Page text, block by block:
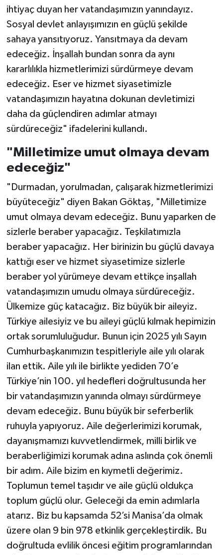
ihtiyaç duyan her vatandaşımızın yanındayız.
Sosyal devlet anlayışımızın en güçlü şekilde
sahaya yansıtıyoruz. Yansıtmaya da devam
edeceğiz. İnşallah bundan sonra da aynı
kararlılıkla hizmetlerimizi sürdürmeye devam
edeceğiz. Eser ve hizmet siyasetimizle
vatandaşımızın hayatına dokunan devletimizi
daha da güçlendiren adımlar atmayı
sürdüreceğiz" ifadelerini kullandı.
"Milletimize umut olmaya devam
edeceğiz"
"Durmadan, yorulmadan, çalışarak hizmetlerimizi
büyüteceğiz" diyen Bakan Göktaş, "Milletimize
umut olmaya devam edeceğiz. Bunu yaparken de
sizlerle beraber yapacağız. Teşkilatımızla
beraber yapacağız. Her birinizin bu güçlü davaya
kattığı eser ve hizmet siyasetimize sizlerle
beraber yol yürümeye devam ettikçe inşallah
vatandaşımızın umudu olmaya sürdüreceğiz.
Ülkemize güç katacağız. Biz büyük bir aileyiz.
Türkiye ailesiyiz ve bu aileyi güçlü kılmak hepimizin
ortak sorumluluğudur. Bunun için 2025 yılı Sayın
Cumhurbaşkanımızın tespitleriyle aile yılı olarak
ilan ettik. Aile yılı ile birlikte yediden 70’e
Türkiye’nin 100. yıl hedefleri doğrultusunda her
bir vatandaşımızın yanında olmayı sürdürmeye
devam edeceğiz. Bunu büyük bir seferberlik
ruhuyla yapıyoruz. Aile değerlerimizi korumak,
dayanışmamızı kuvvetlendirmek, milli birlik ve
beraberliğimizi korumak adına aslında çok önemli
bir adım. Aile bizim en kıymetli değerimiz.
Toplumun temel taşıdır ve aile güçlü oldukça
toplum güçlü olur. Geleceği da emin adımlarla
atarız. Biz bu kapsamda 52’si Manisa’da olmak
üzere olan 9 bin 978 etkinlik gerçekleştirdik. Bu
doğrultuda evlilik öncesi eğitim programlarından